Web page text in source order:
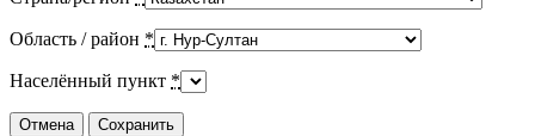
Область / район *
Населённый пункт *
Отмена Сохранить